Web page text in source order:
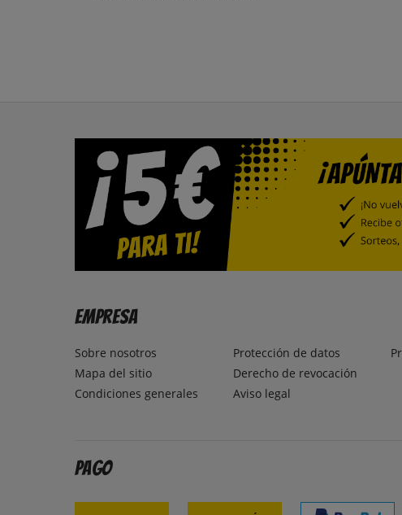
Empresa
Sobre nosotros
Mapa del sitio
Condiciones generales
Protección de datos
Derecho de revocación
Aviso legal
Pago